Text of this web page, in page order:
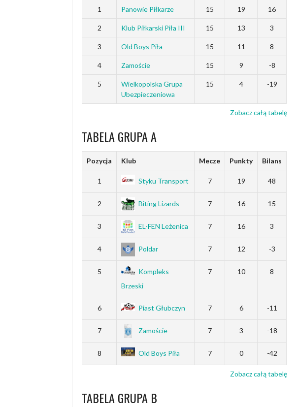
1 Panowie Piłkarze 15 19 16
2 Klub Piłkarski Piła III 15 13 3
3 Old Boys Piła 15 11 8
4 Zamoście 15 9 -8
5
Wielkopolska Grupa
Ubezpieczeniowa
15 4 -19
Zobacz całą tabelę
TABELA GRUPA A
Pozycja Klub Mecze Punkty Bilans
1 Styku Transport 7 19 48
2 Biting Lizards 7 16 15
3 EL-FEN Leżenica 7 16 3
4 Poldar 7 12 -3
5
Kompleks
Brzeski
7 10 8
6 Piast Głubczyn 7 6 -11
7 Zamoście 7 3 -18
8 Old Boys Piła 7 0 -42
Zobacz całą tabelę
TABELA GRUPA B